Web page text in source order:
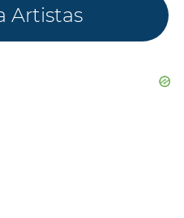
Artistas